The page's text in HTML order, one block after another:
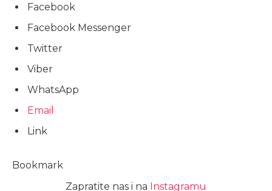
Facebook
Facebook Messenger
Twitter
Viber
WhatsApp
Email
Link
Bookmark
Zapratite nas i na Instagramu